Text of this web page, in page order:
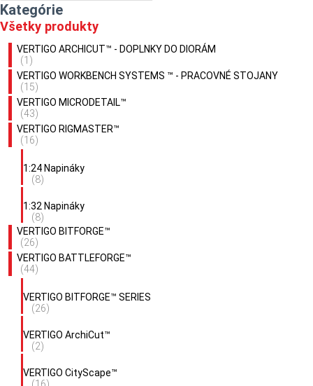
Kategórie
Všetky produkty
VERTIGO ARCHICUT™ - DOPLNKY DO DIORÁM
(1)
VERTIGO WORKBENCH SYSTEMS ™ - PRACOVNÉ STOJANY
(15)
VERTIGO MICRODETAIL™
(43)
VERTIGO RIGMASTER™
(16)
1:24 Napináky
(8)
1:32 Napináky
(8)
VERTIGO BITFORGE™
(26)
VERTIGO BATTLEFORGE™
(44)
VERTIGO BITFORGE™ SERIES
(26)
VERTIGO ArchiCut™
(2)
VERTIGO CityScape™
(16)